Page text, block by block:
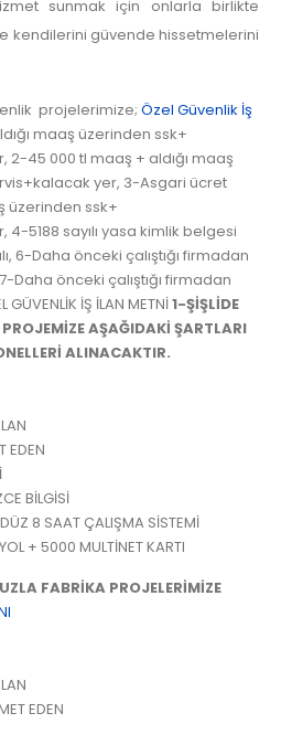
sunmak için onlarla birlikte
kendilerini güvende hissetmelerini
projelerimize; Özel Güvenlik İş
maaş üzerinden ssk+
45 000 tl maaş + aldığı maaş
yer, 3-Asgari ücret
üzerinden ssk+
5188 sayılı yasa kimlik belgesi
6-Daha önceki çalıştığı firmadan
Daha önceki çalıştığı firmadan
İŞ İLAN METNİ1-ŞİŞLİDE
AŞAĞIDAKİ ŞARTLARI
ALINACAKTIR.
EDEN
BİLGİSİ
8 SAAT ÇALIŞMA SİSTEMİ
+ 5000 MULTİNET KARTI
FABRİKA PROJELERİMİZE
EDEN